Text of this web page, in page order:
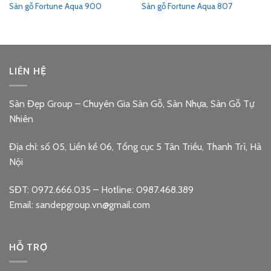
Sàn gỗ Fortune Aqua 900 Sàn gỗ Fortune Aqua 807
LIÊN HỆ
Sàn Đẹp Group – Chuyên Gia Sàn Gỗ, Sàn Nhựa, Sàn Gỗ Tự
Nhiên
Địa chỉ: số 05, Liền kề 06, Tổng cục 5 Tân Triều, Thanh Trì, Hà
Nội
SĐT: 0972.666.035 – Hotline: 0987.468.389
Email: sandepgroup.vn@gmail.com
HỖ TRỢ